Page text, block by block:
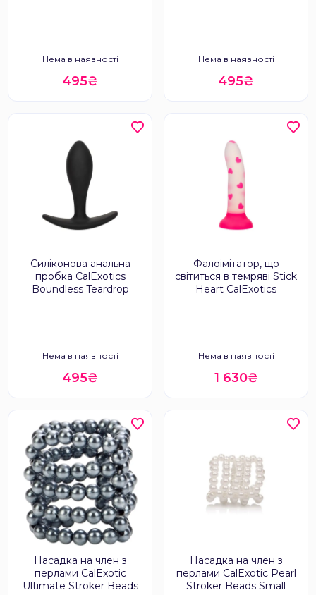
Нема в наявності
495₴
Нема в наявності
495₴
Силіконова анальна
пробка CalExotics
Boundless Teardrop
Нема в наявності
495₴
Фалоімітатор, що
світиться в темряві Stick
Heart CalExotics
Нема в наявності
1 630₴
Насадка на член з
перлами CalExotic
Ultimate Stroker Beads
Насадка на член з
перлами CalExotic Pearl
Stroker Beads Small